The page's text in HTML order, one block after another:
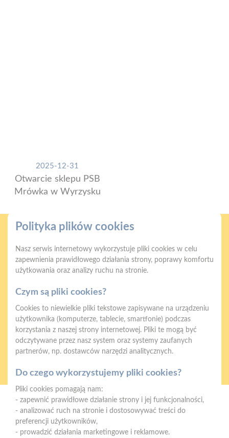
2025-12-31
Otwarcie sklepu PSB
Mrówka w Wyrzysku
Gwarancja jakości
Zakupy w systemie
Oferujemy zakupy
Zakupy
Mrówka Iława
Nowa Wieś ul. Platynowa 5, 14-200 Iława
Polityka plików cookies
Nasz serwis internetowy wykorzystuje pliki cookies w celu
zapewnienia prawidłowego działania strony, poprawy komfortu
użytkowania oraz analizy ruchu na stronie.
Czym są pliki cookies?
Cookies to niewielkie pliki tekstowe zapisywane na urządzeniu
użytkownika (komputerze, tablecie, smartfonie) podczas
korzystania z naszej strony internetowej. Pliki te mogą być
odczytywane przez nasz system oraz systemy zaufanych
partnerów, np. dostawców narzędzi analitycznych.
Do czego wykorzystujemy pliki cookies?
Pliki cookies pomagają nam:
- zapewnić prawidłowe działanie strony i jej funkcjonalności,
- analizować ruch na stronie i dostosowywać treści do
preferencji użytkowników,
- prowadzić działania marketingowe i reklamowe.